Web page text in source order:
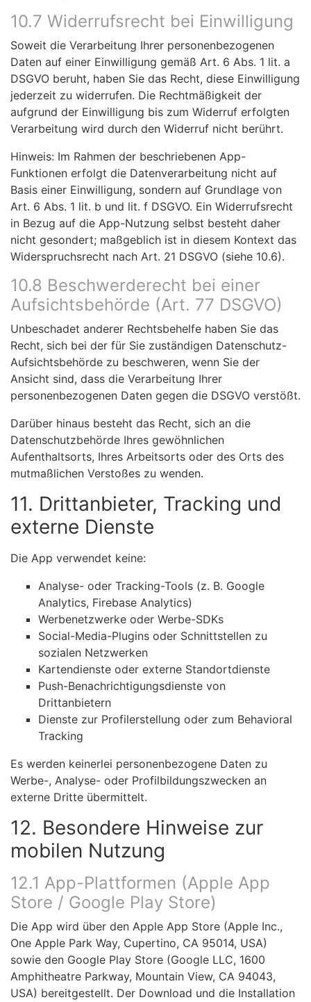
10.7 Widerrufsrecht bei Einwilligung
Soweit die Verarbeitung Ihrer personenbezogenen
Daten auf einer Einwilligung gemäß Art. 6 Abs. 1 lit. a
DSGVO beruht, haben Sie das Recht, diese Einwilligung
jederzeit zu widerrufen. Die Rechtmäßigkeit der
aufgrund der Einwilligung bis zum Widerruf erfolgten
Verarbeitung wird durch den Widerruf nicht berührt.
Hinweis: Im Rahmen der beschriebenen App-
Funktionen erfolgt die Datenverarbeitung nicht auf
Basis einer Einwilligung, sondern auf Grundlage von
Art. 6 Abs. 1 lit. b und lit. f DSGVO. Ein Widerrufsrecht
in Bezug auf die App-Nutzung selbst besteht daher
nicht gesondert; maßgeblich ist in diesem Kontext das
Widerspruchsrecht nach Art. 21 DSGVO (siehe 10.6).
10.8 Beschwerderecht bei einer
Aufsichtsbehörde (Art. 77 DSGVO)
Unbeschadet anderer Rechtsbehelfe haben Sie das
Recht, sich bei der für Sie zuständigen Datenschutz-
Aufsichtsbehörde zu beschweren, wenn Sie der
Ansicht sind, dass die Verarbeitung Ihrer
personenbezogenen Daten gegen die DSGVO verstößt.
Darüber hinaus besteht das Recht, sich an die
Datenschutzbehörde Ihres gewöhnlichen
Aufenthaltsorts, Ihres Arbeitsorts oder des Orts des
mutmaßlichen Verstoßes zu wenden.
11. Drittanbieter, Tracking und
externe Dienste
Die App verwendet keine:
Analyse- oder Tracking-Tools (z. B. Google
Analytics, Firebase Analytics)
Werbenetzwerke oder Werbe-SDKs
Social-Media-Plugins oder Schnittstellen zu
sozialen Netzwerken
Kartendienste oder externe Standortdienste
Push-Benachrichtigungsdienste von
Drittanbietern
Dienste zur Profilerstellung oder zum Behavioral
Tracking
Es werden keinerlei personenbezogene Daten zu
Werbe-, Analyse- oder Profilbildungszwecken an
externe Dritte übermittelt.
12. Besondere Hinweise zur
mobilen Nutzung
12.1 App-Plattformen (Apple App
Store / Google Play Store)
Die App wird über den Apple App Store (Apple Inc.,
One Apple Park Way, Cupertino, CA 95014, USA)
sowie den Google Play Store (Google LLC, 1600
Amphitheatre Parkway, Mountain View, CA 94043,
USA) bereitgestellt. Der Download und die Installation